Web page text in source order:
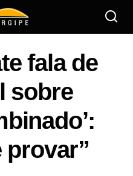
fala de
sobre
provar”